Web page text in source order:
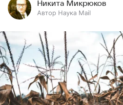
Никита Микрюков
Автор Наука Mail